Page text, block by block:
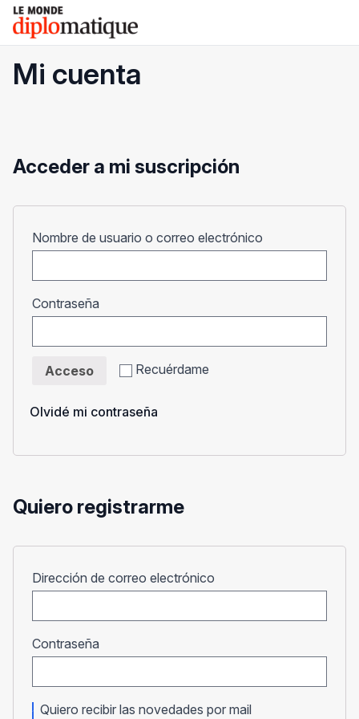
Skip
content
Le monde diplomatique
Mi cuenta
Acceder a mi suscripción
Nombre de usuario o correo electrónico
Contraseña
Recuérdame
Acceso
Olvidé mi contraseña
Quiero registrarme
Dirección de correo electrónico
Contraseña
Quiero recibir las novedades por mail